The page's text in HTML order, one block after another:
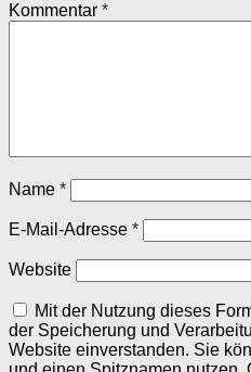
Kommentar *
Name *
E-Mail-Adresse *
Website
Mit der Nutzung dieses
der Speicherung und
Website einverstanden. Sie